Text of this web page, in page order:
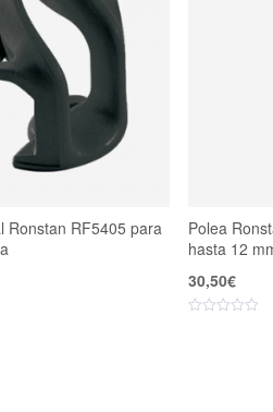
Ronstan RF5405 para
Polea
hasta 12
30,50€